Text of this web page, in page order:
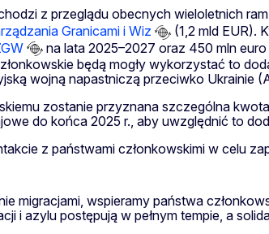
z przeglądu obecnych wieloletnich
Granicami i Wiz
(1,2 mld EUR).
na lata 2025–2027 oraz 450 mln
będą mogły wykorzystać to
wojną napastniczą przeciwko Ukrainie
zostanie przyznana szczególna
do końca 2025 r., aby uwzględnić to
z państwami członkowskimi w celu
migracjami, wspieramy państwa
i azylu postępują w pełnym tempie, a